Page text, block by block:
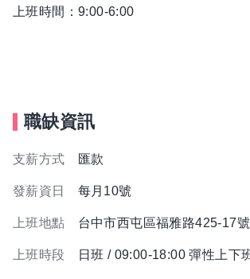
上班時間：9:00-6:00
職缺資訊
支薪方式 匯款
發薪資日 每月10號
上班地點 台中市西屯區福雅路425-17號
上班時段 日班 / 09:00-18:00 彈性上下